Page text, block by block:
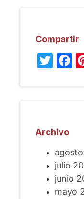
Compartir
Archivo
julio
junio
mayo